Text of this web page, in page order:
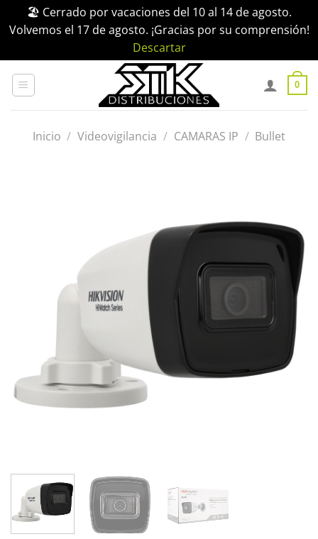
🏖️ Cerrado por vacaciones del 10 al 14 de agosto.
Volvemos el 17 de agosto. ¡Gracias por su comprensión!
Descartar
0
Inicio / Videovigilancia / CAMARAS IP / Bullet